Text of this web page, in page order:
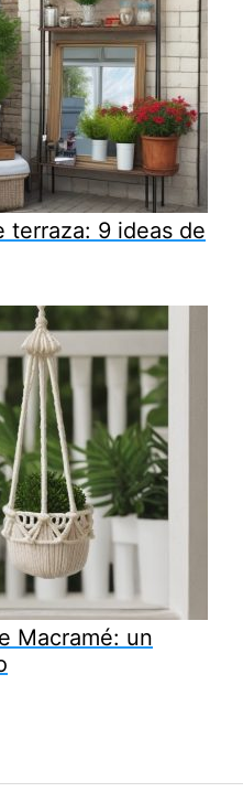
terraza: 9 ideas de
Macramé: un